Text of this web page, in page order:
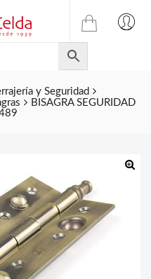
TIENDA
ONLINE
DE
JULIAN
CELDA
y Seguridad
BISAGRA SEGURIDAD